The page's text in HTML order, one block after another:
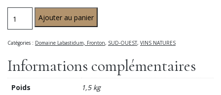
Ajouter au panier
Catégories : Domaine Labastidum, Fronton, SUD-OUEST, VINS NATURES
Informations complémentaires
Poids 1,5 kg